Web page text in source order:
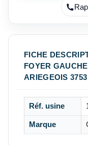
FICHE
FOYER
ARIEGEOIS 3753
Réf. usine
Marque